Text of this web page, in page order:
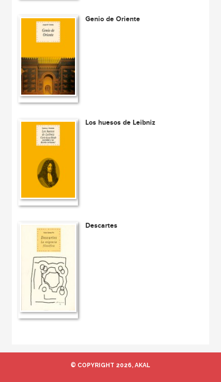
Genio de Oriente
Los huesos de Leibniz
Descartes
© COPYRIGHT 2026, AKAL